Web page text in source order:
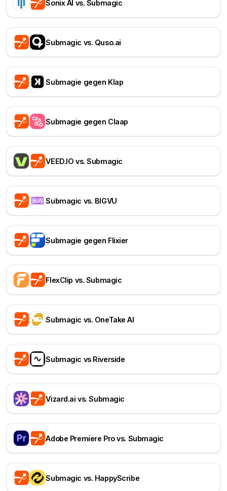
Sonix AI vs. Submagic
Submagic vs. Quso.ai
Submagie gegen Klap
Submagie gegen Claap
VEED.IO vs. Submagic
Submagic vs. BIGVU
Submagie gegen Flixier
FlexClip vs. Submagic
Submagic vs. OneTake AI
Submagic vs Riverside
Vizard.ai vs. Submagic
Adobe Premiere Pro vs. Submagic
Submagic vs. HappyScribe